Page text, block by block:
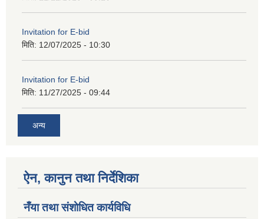
Invitation for E-bid
मिति: 12/07/2025 - 10:30
Invitation for E-bid
मिति: 11/27/2025 - 09:44
अन्य
ऐन, कानुन तथा निर्देशिका
नँया तथा स‌ंशाेधित कार्यविधि